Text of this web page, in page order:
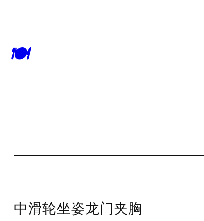
🍽
中滑轮坐姿龙门夹胸